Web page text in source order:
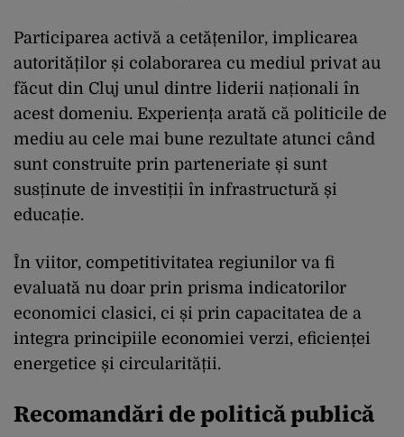
Participarea activă a cetățenilor, implicarea
autorităților și colaborarea cu mediul privat au
făcut din Cluj unul dintre liderii naționali în
acest domeniu. Experiența arată că politicile de
mediu au cele mai bune rezultate atunci când
sunt construite prin parteneriate și sunt
susținute de investiții în infrastructură și
educație.
În viitor, competitivitatea regiunilor va fi
evaluată nu doar prin prisma indicatorilor
economici clasici, ci și prin capacitatea de a
integra principiile economiei verzi, eficienței
energetice și circularității.
Recomandări de politică publică